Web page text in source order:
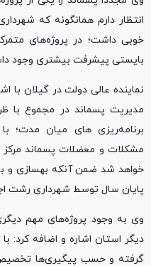
انتظار دارم همانگونه که
خوبی داشت؛ در پروژه‌های
بایستی پیشرفت بیشتری وجود
نماینده عالی دولت در گیلان
مدیریت پسماند در مجموع با
برنامه‌ریزی های میان مدت؛
مشکلات و معضلات پسماند مرکز
پایان سال توسط شهرداری رشت
وی به وجود پروژه‌های مهم
دیگر استان اشاره و اضافه کرد:
گرفته و حسب پیگیری‌ها تخصیص